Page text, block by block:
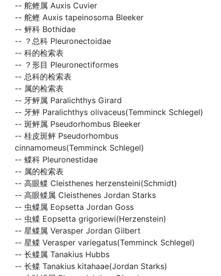
-- 舵鲣属 Auxis Cuvier
-- 舵鲣 Auxis tapeinosoma Bleeker
-- 鲆科 Bothidae
-- ？总科 Pleuronectoidae
-- 科的检索表
-- ？形目 Pleuronectiformes
-- 总科的检索表
-- 属的检索表
-- 牙鲆属 Paralichthys Girard
-- 牙鲆 Paralichthys olivaceus(Temminck Schlegel)
-- 斑鲆属 Pseudorhombus Bleeker
-- 桂皮斑鲆 Pseudorhombus
cinnamomeus(Temminck Schlegel)
-- 鲽科 Pleuronestidae
-- 属的检索表
-- 高眼鲽 Cleisthenes herzensteini(Schmidt)
-- 高眼鲽属 Cleisthenes Jordan Starks
-- 虫鲽属 Eopsetta Jordan Goss
-- 虫鲽 Eopsetta grigoriewi(Herzenstein)
-- 星鲽属 Verasper Jordan Gilbert
-- 星鲽 Verasper variegatus(Temminck Schlegel)
-- 长鲽属 Tanakius Hubbs
-- 长鲽 Tanakius kitahaae(Jordan Starks)